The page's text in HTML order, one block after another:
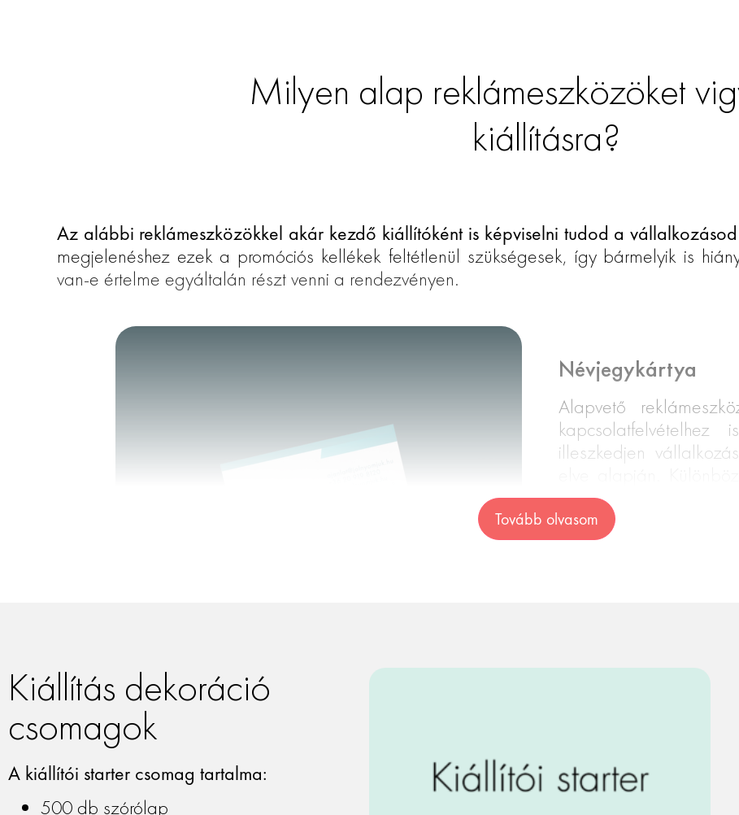
Milyen alap reklámeszközöket
kiállításra?
Az alábbi reklámeszközökkel akár kezdő kiállítóként is képviselni tudod a
megjelenéshez ezek a promóciós kellékek feltétlenül szükségesek, így bármelyik is
van-e értelme egyáltalán részt venni a rendezvényen.
Névjegykártya
Alapvető
kapcsolatfelvételhez
illeszkedjen
de már műanyagra
névjegykártyát.
darabot magaddal
Szórólap
Tökéletesen alkalmas a vállalkozásod alapadatainak és a
végzett tevékenység leírására. Ha konkrét eseményre
tervezel szórólapot, érdemes lehet valamilyen célzott
Tovább olvasom
Kiállítás dekoráció
csomagok
A kiállítói starter csomag tartalma:
500 db szórólap